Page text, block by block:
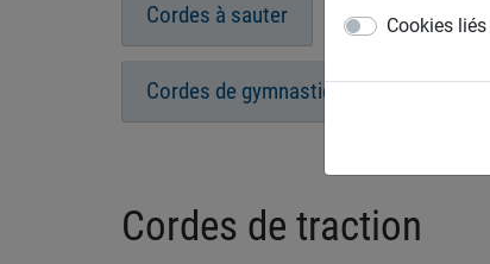
Cookies
Cordes à sauter Cordes de
Cordes de gymnastique
Cordes de traction